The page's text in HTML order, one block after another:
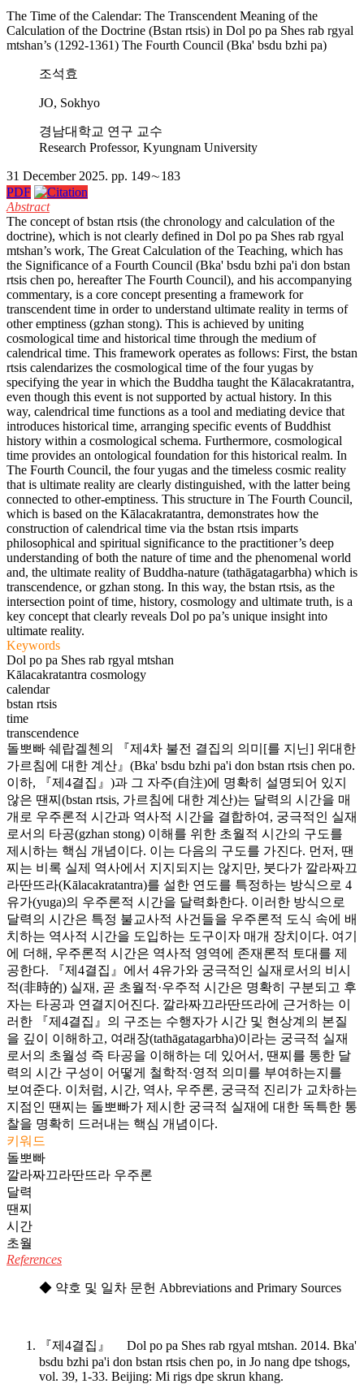
The Time of the Calendar: The Transcendent Meaning of the
Calculation of the Doctrine (Bstan rtsis) in Dol po pa Shes rab rgyal
mtshan’s (1292-1361) The Fourth Council (Bka' bsdu bzhi pa)
조석효
JO, Sokhyo
경남대학교 연구 교수
Research Professor, Kyungnam University
31 December 2025. pp. 149∼183
PDF
Abstract
The concept ofbstan rtsis (the chronology and calculation of the
doctrine), which is not clearly defined in Dol po pa Shes rab rgyal
mtshan’s work, The Great Calculation of the Teaching, which has
the Significance of a Fourth Council (Bka' bsdu bzhi pa'i don bstan
rtsis chen po, hereafterThe Fourth Council), and his accompanying
commentary, is a core concept presenting a framework for
transcendent time in order to understand ultimate reality in terms of
other emptiness (gzhan stong). This is achieved by uniting
cosmological time and historical time through the medium of
calendrical time. This framework operates as follows: First, the bstan
rtsis calendarizes the cosmological time of the fouryugas by
specifying the year in which the Buddha taught the Kālacakratantra,
even though this event is not supported by actual history. In this
way, calendrical time functions as a tool and mediating device that
introduces historical time, arranging specific events of Buddhist
history within a cosmological schema. Furthermore, cosmological
time provides an ontological foundation for this historical realm. In
The Fourth Council, the fouryugas and the timeless cosmic reality
that is ultimate reality are clearly distinguished, with the latter being
connected to other-emptiness. This structure in The Fourth Council,
which is based on the Kālacakratantra, demonstrates how the
construction of calendrical time via the bstan rtsis imparts
philosophical and spiritual significance to the practitioner’s deep
understanding of both the nature of time and the phenomenal world
and, the ultimate reality of Buddha-nature (tathāgatagarbha) which is
transcendence, or gzhan stong. In this way, the bstan rtsis, as the
intersection point of time, history, cosmology and ultimate truth, is a
key concept that clearly reveals Dol po pa’s unique insight into
ultimate reality.
Keywords
Dol po pa Shes rab rgyal mtshan
Kālacakratantra cosmology
calendar
bstan rtsis
time
transcendence
돌뽀빠 쉐랍겔첸의 『제4차 불전 결집의 의미[를 지닌] 위대한
가르침에 대한 계산』(Bka' bsdu bzhi pa'i don bstan rtsis chen po.
이하, 『제4결집』)과 그 자주(自注)에 명확히 설명되어 있지
않은 땐찌(bstan rtsis, 가르침에 대한 계산)는 달력의 시간을 매
개로 우주론적 시간과 역사적 시간을 결합하여, 궁극적인 실재
로서의 타공(gzhan stong) 이해를 위한 초월적 시간의 구도를
제시하는 핵심 개념이다. 이는 다음의 구도를 가진다. 먼저, 땐
찌는 비록 실제 역사에서 지지되지는 않지만, 붓다가 깔라짜끄
라딴뜨라(Kālacakratantra)를 설한 연도를 특정하는 방식으로 4
유가(yuga)의 우주론적 시간을 달력화한다. 이러한 방식으로
달력의 시간은 특정 불교사적 사건들을 우주론적 도식 속에 배
치하는 역사적 시간을 도입하는 도구이자 매개 장치이다. 여기
에 더해, 우주론적 시간은 역사적 영역에 존재론적 토대를 제
공한다. 『제4결집』에서 4유가와 궁극적인 실재로서의 비시
적(非時的) 실재, 곧 초월적·우주적 시간은 명확히 구분되고 후
자는 타공과 연결지어진다. 깔라짜끄라딴뜨라에 근거하는 이
러한 『제4결집』의 구조는 수행자가 시간 및 현상계의 본질
을 깊이 이해하고, 여래장(tathāgatagarbha)이라는 궁극적 실재
로서의 초월성 즉 타공을 이해하는 데 있어서, 땐찌를 통한 달
력의 시간 구성이 어떻게 철학적·영적 의미를 부여하는지를
보여준다. 이처럼, 시간, 역사, 우주론, 궁극적 진리가 교차하는
지점인 땐찌는 돌뽀빠가 제시한 궁극적 실재에 대한 독특한 통
찰을 명확히 드러내는 핵심 개념이다.
키워드
돌뽀빠
깔라짜끄라딴뜨라 우주론
달력
땐찌
시간
초월
References
◆ 약호 및 일차 문헌 Abbreviations and Primary Sources
『제4결집』 Dol po pa Shes rab rgyal mtshan. 2014. Bka'
bsdu bzhi pa'i don bstan rtsis chen po, in Jo nang dpe tshogs,
vol. 39, 1-33. Beijing: Mi rigs dpe skrun khang.